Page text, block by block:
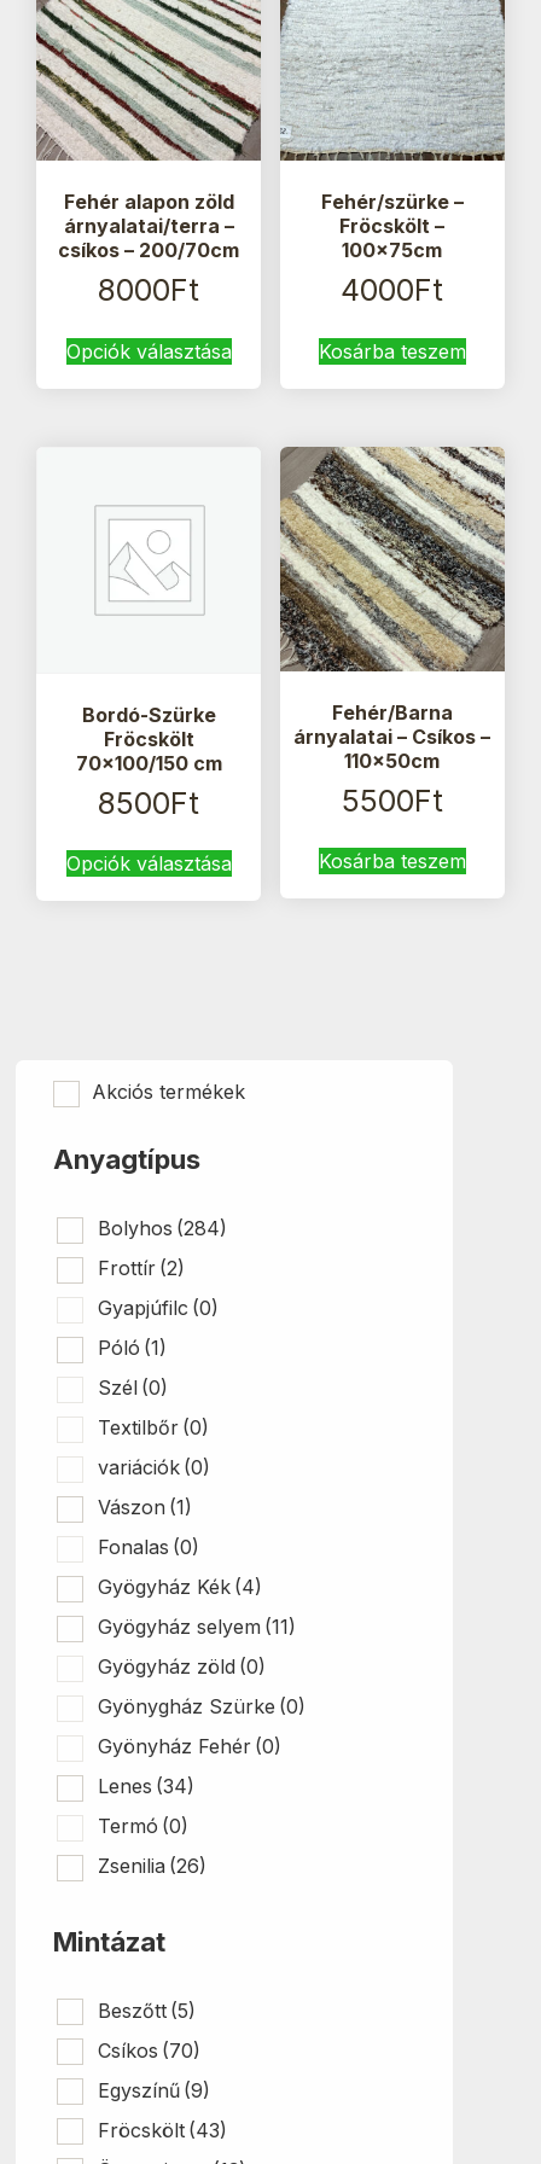
Fehér alapon zöld
árnyalatai/terra –
csíkos – 200/70cm
8000Ft
Opciók választásaa
terméknek
változatok
termékoldalon
választhatók
Fehér/szürke –
Fröcskölt –
100x75cm
4000Ft
Kosárba teszem
Bordó-Szürke
Fröcskölt
70×100/150 cm
8500Ft
Opciók választásaa
terméknek
termékoldalon
Fehér/Barna
árnyalatai – Csíkos –
110x50cm
5500Ft
Kosárba teszem
Akciós termékek
Anyagtípus
Bolyhos (284)
Frottír (2)
Gyapjúfilc (0)
Póló (1)
Szél (0)
Textilbőr (0)
variációk (0)
Vászon (1)
Fonalas (0)
Gyögyház Kék (4)
Gyögyház selyem (11)
Gyögyház zöld (0)
Gyönygház Szürke (0)
Gyönyház Fehér (0)
Lenes (34)
Termó (0)
Zsenilia (26)
Mintázat
Beszőtt (5)
Csíkos (70)
Egyszínű (9)
Fröcskölt (43)